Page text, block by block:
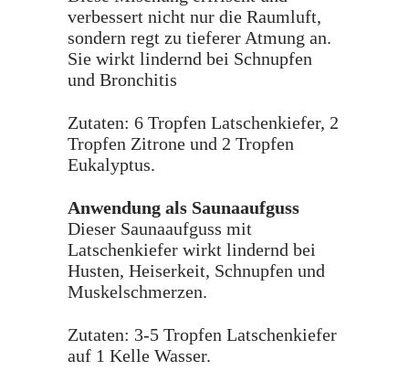
verbessert nicht nur die Raumluft,
sondern regt zu tieferer Atmung an.
Sie wirkt lindernd bei Schnupfen
und Bronchitis
Zutaten: 6 Tropfen Latschenkiefer, 2
Tropfen Zitrone und 2 Tropfen
Eukalyptus.
Anwendung als Saunaaufguss
Dieser Saunaaufguss mit
Latschenkiefer wirkt lindernd bei
Husten, Heiserkeit, Schnupfen und
Muskelschmerzen.
Zutaten: 3-5 Tropfen Latschenkiefer
auf 1 Kelle Wasser.